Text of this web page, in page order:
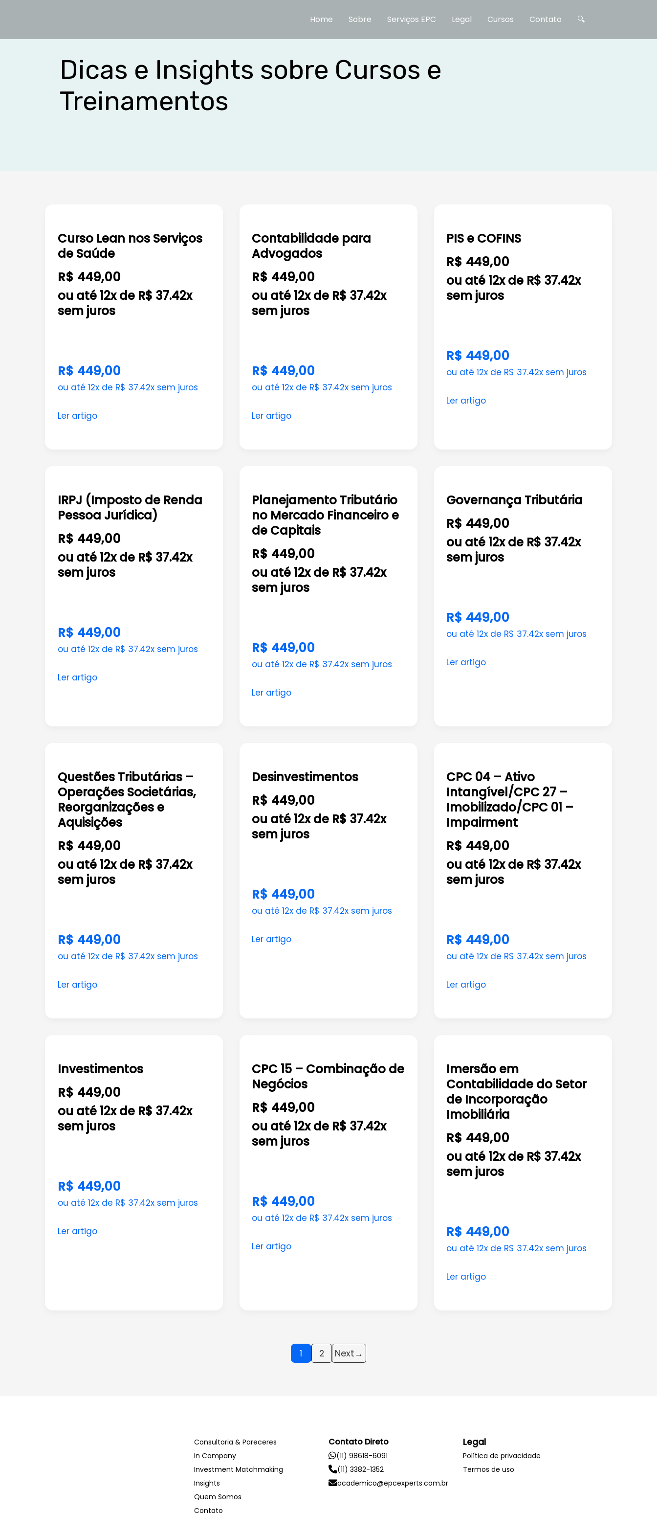
Home Sobre Serviços EPC Legal Cursos Contato 🔍
Dicas e Insights sobre Cursos e
Treinamentos
Curso Lean nos Serviços
de Saúde
R$ 449,00
ou até 12x de R$ 37.42x
sem juros
nos
Serviços
Saúde
R$ 449,00
ou até 12x de R$ 37.42x sem juros
Ler artigo
Contabilidade para
Advogados
R$ 449,00
ou até 12x de R$ 37.42x
sem juros
Advogados
R$ 449,00
ou até 12x de R$ 37.42x sem juros
Ler artigo
PIS e COFINS
R$ 449,00
ou até 12x de R$ 37.42x
sem juros
COFINS
R$ 449,00
ou até 12x de R$ 37.42x sem juros
Ler artigo
IRPJ (Imposto de Renda
Pessoa Jurídica)
R$ 449,00
ou até 12x de R$ 37.42x
sem juros
de
Renda
Jurídica)
R$ 449,00
ou até 12x de R$ 37.42x sem juros
Ler artigo
Planejamento Tributário
no Mercado Financeiro e
de Capitais
R$ 449,00
ou até 12x de R$ 37.42x
sem juros
no
Mercado
Financeiro
de
Capitais
R$ 449,00
ou até 12x de R$ 37.42x sem juros
Ler artigo
Governança Tributária
R$ 449,00
ou até 12x de R$ 37.42x
sem juros
R$ 449,00
ou até 12x de R$ 37.42x sem juros
Ler artigo
Questões Tributárias –
Operações Societárias,
Reorganizações e
Aquisições
R$ 449,00
ou até 12x de R$ 37.42x
sem juros
–
Operações
Societárias,
Reorganizações
Aquisições
R$ 449,00
ou até 12x de R$ 37.42x sem juros
Ler artigo
Desinvestimentos
R$ 449,00
ou até 12x de R$ 37.42x
sem juros
R$ 449,00
ou até 12x de R$ 37.42x sem juros
Ler artigo
CPC 04 – Ativo
Intangível/CPC 27 –
Imobilizado/CPC 01 –
Impairment
R$ 449,00
ou até 12x de R$ 37.42x
sem juros
–
Ativo
Intangível/CPC
27
Imobilizado/CPC
01
–
Impairment
R$ 449,00
ou até 12x de R$ 37.42x sem juros
Ler artigo
Investimentos
R$ 449,00
ou até 12x de R$ 37.42x
sem juros
R$ 449,00
ou até 12x de R$ 37.42x sem juros
Ler artigo
CPC 15 – Combinação de
Negócios
R$ 449,00
ou até 12x de R$ 37.42x
sem juros
–
Combinação
Negócios
R$ 449,00
ou até 12x de R$ 37.42x sem juros
Ler artigo
Imersão em
Contabilidade do Setor
de Incorporação
Imobiliária
R$ 449,00
ou até 12x de R$ 37.42x
sem juros
Contabilidade
do
Setor
de
Imobiliária
R$ 449,00
ou até 12x de R$ 37.42x sem juros
Ler artigo
1 2 Next→
Consultoria & Pareceres
In Company
Investment Matchmaking
Insights
Quem Somos
Contato
Contato Direto
(11) 98618-6091
(11) 3382-1352
academico@epcexperts.com.br
Legal
Política de privacidade
Termos de uso